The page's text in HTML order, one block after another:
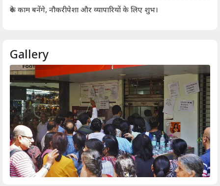
रुके काम बनेंगे, नौकरीपेशा और व्यापारियों के लिए शुभ।
Gallery